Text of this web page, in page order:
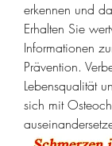
erkennen und
Erhalten Sie
Informationen
Prävention.
Lebensqualität
sich mit